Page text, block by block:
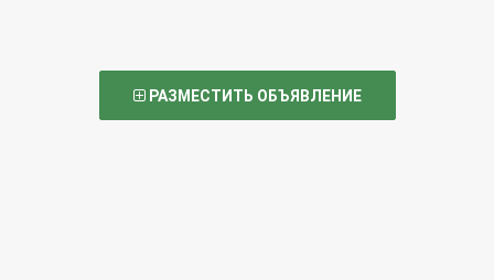
РАЗМЕСТИТЬ ОБЪЯВЛЕНИЕ